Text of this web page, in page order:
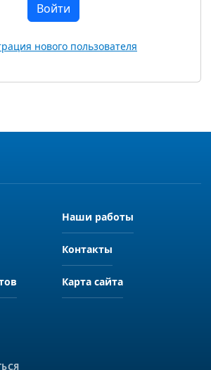
Войти
нового пользователя
Наши работы
Контакты
Карта сайта